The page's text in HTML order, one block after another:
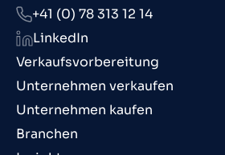
Verkaufsvorbereitung
Unternehmen verkaufen
Unternehmen kaufen
Branchen
+41 (0) 78 313 12 14
LinkedIn